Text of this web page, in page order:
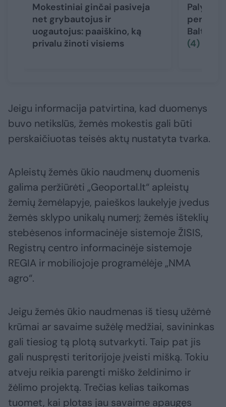
Mokestiniai ginčai pasiveja
net grybautojus ir
uogautojus: paaiškino, ką
privalu žinoti visiems
Baltijos
(4)
Jeigu informacija patvirtina, kad duomenys
buvo netikslūs, žemės mokestis gali būti
perskaičiuotas teisės aktų nustatyta tvarka.
Apleistų žemės ūkio naudmenų duomenis
galima peržiūrėti „Geoportal.lt“ apleistų
žemių žemėlapyje, paieškos laukelyje įvedus
žemės sklypo unikalų numerį; žemės išteklių
stebėsenos informacinėje sistemoje ŽISIS,
Registrų centro informacinėje sistemoje
REGIA ir mobiliojoje programėlėje „NMA
agro“.
Jeigu žemės ūkio naudmenas iš tiesų užėmė
krūmai ar savaime sužėlę medžiai, savininkas
gali tiesiog tą plotą sutvarkyti. Taip pat jis
gali nuspręsti teritorijoje įveisti mišką. Tokiu
atveju reikia parengti miško želdinimo ir
žėlimo projektą. Trečias kelias taikomas
tuomet, kai plotas jau savaime apaugęs